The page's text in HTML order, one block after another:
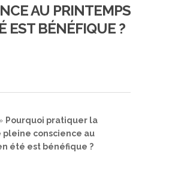
AU PRINTEMPS
EST BÉNÉFIQUE ?
Pourquoi pratiquer la
conscience au
été est bénéfique ?